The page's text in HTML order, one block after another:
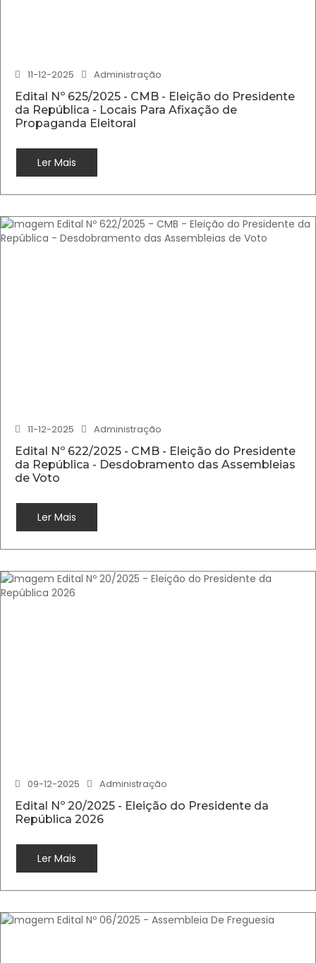
11-12-2025
Administração
Edital Nº 625/2025 - CMB - Eleição do Presidente
da República - Locais Para Afixação de
Propaganda Eleitoral
Ler Mais
11-12-2025
Administração
Edital Nº 622/2025 - CMB - Eleição do Presidente
da República - Desdobramento das Assembleias
de Voto
Ler Mais
09-12-2025
Administração
Edital Nº 20/2025 - Eleição do Presidente da
República 2026
Ler Mais